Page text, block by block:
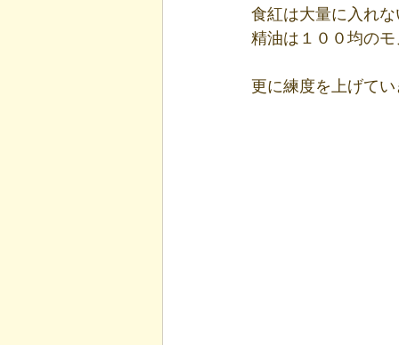
食紅は大量に入れ
精油は１００均の
更に練度を上げて